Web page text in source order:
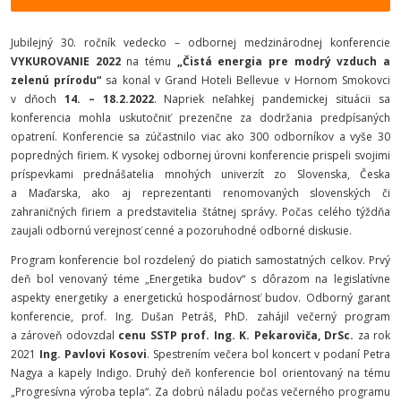
Jubilejný 30. ročník vedecko – odbornej medzinárodnej konferencie
VYKUROVANIE 2022na tému „Čistá energia pre modrý vzduch a
zelenú prírodu“ sa konal v Grand Hoteli Bellevue v Hornom Smokovci
v dňoch 14. – 18.2.2022. Napriek neľahkej pandemickej situácii sa
konferencia mohla uskutočniť prezenčne za dodržania predpísaných
opatrení. Konferencie sa zúčastnilo viac ako 300 odborníkov a vyše 30
popredných firiem. K vysokej odbornej úrovni konferencie prispeli svojimi
príspevkami prednášatelia mnohých univerzít zo Slovenska, Česka
a Maďarska, ako aj reprezentanti renomovaných slovenských či
zahraničných firiem a predstavitelia štátnej správy. Počas celého týždňa
zaujali odbornú verejnosť cenné a pozoruhodné odborné diskusie.
Program konferencie bol rozdelený do piatich samostatných celkov. Prvý
deň bol venovaný téme „Energetika budov“ s dôrazom na legislatívne
aspekty energetiky a energetickú hospodárnosť budov. Odborný garant
konferencie, prof. Ing. Dušan Petráš, PhD. zahájil večerný program
a zároveň odovzdal cenu SSTP prof. Ing. K. Pekaroviča, DrSc. za rok
2021 Ing. Pavlovi Kosovi. Spestrením večera bol koncert v podaní Petra
Nagya a kapely Indigo. Druhý deň konferencie bol orientovaný na tému
„Progresívna výroba tepla“. Za dobrú náladu počas večerného programu